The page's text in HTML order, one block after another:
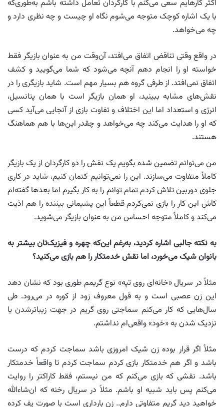
اکثر کارهایم سعی می‌کنم با کارگردان تعامل داشته باشم به‌طوری‌که
با یک اشاره کوچک متوجه می‌شوم نگاه او چیست و چه نظری دارد و
چه می‌خواهد.
در واقع وقتی تناقض اتفاق می‌افتد، آن‌وقت من به عنوان بازیگر فقط
خواسته او را انجام دهم آنچه می‌شود که شما می‌گویید و کشف
اتفاق نمی‌افتد. از طرفی گروه هم بسیار مهم است. شاید بازیگری را در
نقش‌های مشابه ببینید، او همان بازیگر است با همان پتانسیل،
انرژی و استعداد اما این اختلاف و تفاوت بازی از آنجایی می‌آید کسی
که او را هدایت می‌کند چه می‌خواهد و چقدر این‌ها با هم هماهنگ
هستند.
من می‌توانم تضمین شده بگویم یک نقش را دو کارگردان از یک بازیگر
کاملاً متفاوت می‌سازند. این را نمی‌توانیم کتمان کنیم، شاید در کاری
جلوی دوربین تلاش کردم تمام توانم را به کار بگیرم اما بعدها گفته‌ام
کاش این کار را بازی نمی‌کردم قطعاً این پشیمانی بیننده را هم اذیت
می‌کند و کاملاً متوجه احساس من به عنوان بازیگر می‌شوید.
به نکته جالبی اشاره کردید، به‌رغم این‌که چهره و فیزیک‌تان بیشتر به
بانوان شیک می‌خورد، اما نقش خدمتکار را هم بازی می‌کنید؟
مثلاً در سریال «خانه‌ای روی تپه» نوع گریمم طوری بود که نشان دهد
این زن عصبی است و به قول معروف زود از کوره در می‌رود. طی
سال‌هایی که کار می‌کنم سماجتی روی گریم در جهت زیباترشدن یا
نزدیک شدن به «خود» واقعی‌ام نداشتم.
مثلاً اگر قرار بوده زن شیک امروزی باشد سماجت کردم که درست
باشد و اگر هم خدمتکار بازی کردم سماجت کردم تا واقعاً خدمتکار
باشد. نقشی که بازی می‌کنم که من نیستم، فقط کاراکتر را روایت
می‌کنم پس باید شبیه او باشم. مثلاً در سریال رخنه که ان‌شاءالله
خواهید دید گریم متفاوتی دارم.. زن بارداری است با صورت پف کرده